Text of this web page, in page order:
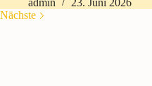
admin
23. Juni 2026
Nächste